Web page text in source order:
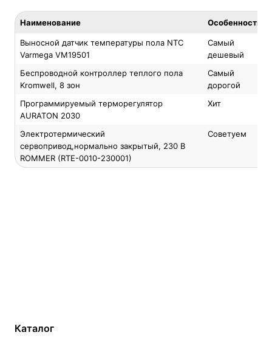
Наименование Особенность
Выносной датчик температуры пола NTC
Varmega VM19501
Самый
дешевый
Беспроводной контроллер теплого пола
Kromwell, 8 зон
Самый
дорогой
Программируемый терморегулятор
AURATON 2030
Хит
Электротермический
сервопривод,нормально закрытый, 230 В
ROMMER (RTE-0010-230001)
Советуем
Каталог